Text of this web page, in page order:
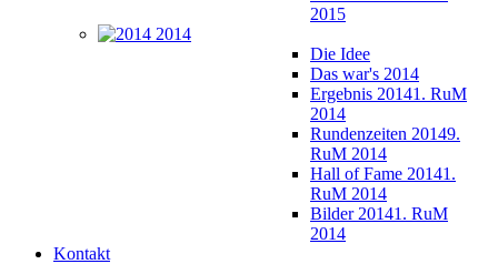
2015
2014
Die Idee
Das war's 2014
Ergebnis 20141. RuM
2014
Rundenzeiten 20149.
RuM 2014
Hall of Fame 20141.
RuM 2014
Bilder 20141. RuM
2014
Kontakt